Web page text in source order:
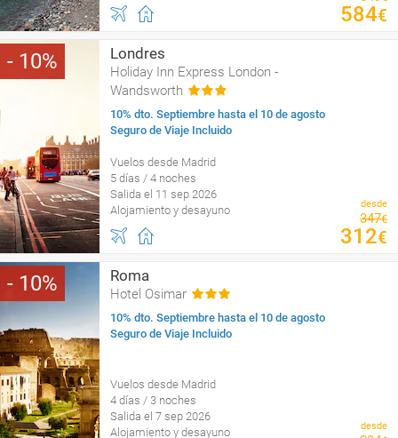
584€
10 Londres
Holiday Inn Express London -
Wandsworth
10% dto. Septiembre hasta el 10 de agosto
Seguro de Viaje Incluido
Vuelos desde Madrid
5 días / 4 noches
Salida el 11 sep 2026
Alojamiento y desayuno
desde
347€
312€
10 Roma
Hotel Osimar
10% dto. Septiembre hasta el 10 de agosto
Seguro de Viaje Incluido
Vuelos desde Madrid
4 días / 3 noches
Salida el 7 sep 2026
Alojamiento y desayuno
desde